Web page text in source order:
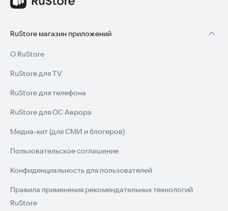
RuStore магазин приложений
О RuStore
RuStore для TV
RuStore для телефона
RuStore для ОС Аврора
Медиа-кит (для СМИ и блогеров)
Пользовательское соглашение
Конфиденциальность для пользователей
Правила применения рекомендательных технологий
RuStore